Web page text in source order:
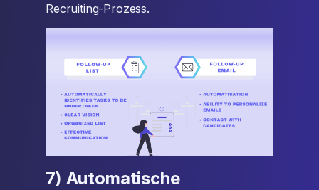
Recruiting-Prozess.
7) Automatische